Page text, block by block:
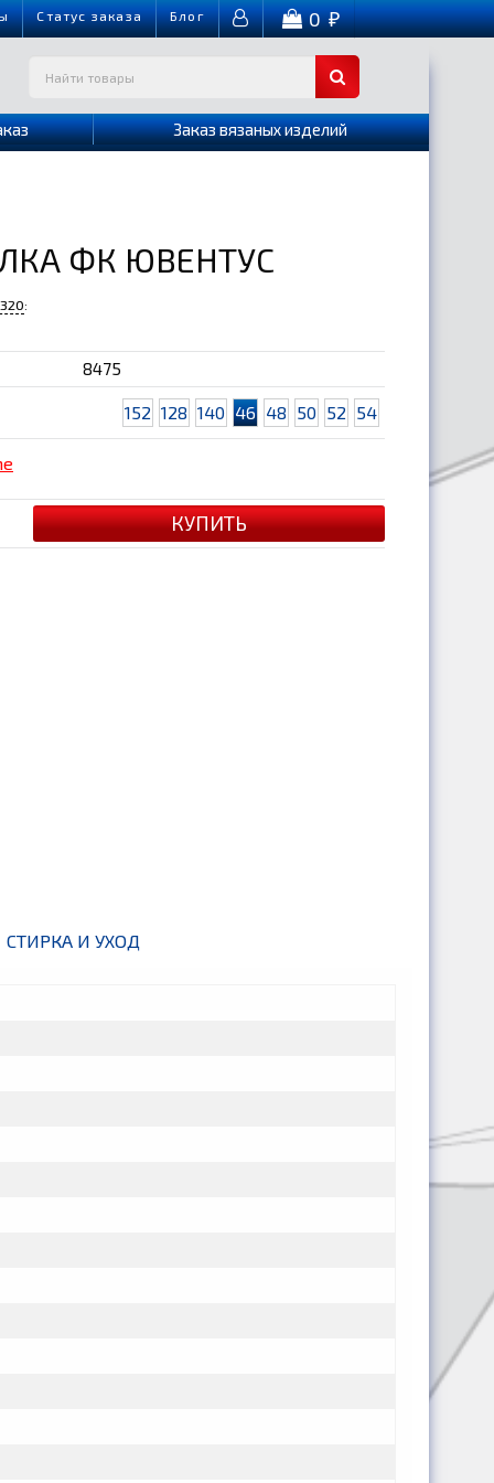
Cтатус заказа Блог 0₽
Заказ вязаных изделий
ФК ЮВЕНТУС
:
8475
152 128 140 46 48 50 52 54
СТИРКА И УХОД